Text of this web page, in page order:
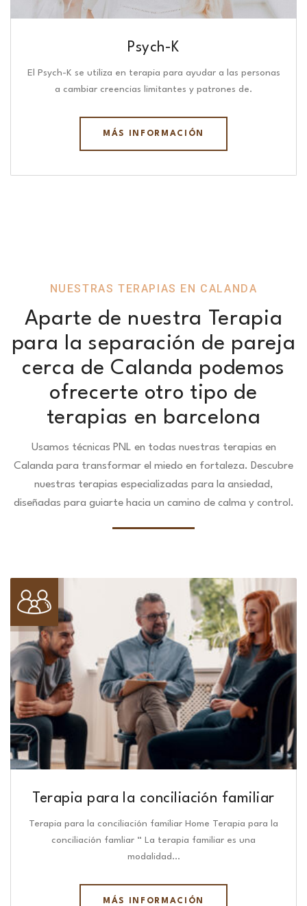
Psych-K
El Psych-K se utiliza en terapia para ayudar a las personas
a cambiar creencias limitantes y patrones de.
MÁS INFORMACIÓN
NUESTRAS TERAPIAS EN CALANDA
Aparte de nuestra Terapia
para la separación de pareja
cerca de Calanda podemos
ofrecerte otro tipo de
terapias en barcelona
Usamos técnicas PNL en todas nuestras terapias en
Calanda para transformar el miedo en fortaleza. Descubre
nuestras terapias especializadas para la ansiedad,
diseñadas para guiarte hacia un camino de calma y control.
Terapia para la conciliación familiar
Terapia para la conciliación familiar Home Terapia para la
conciliación famliar “ La terapia familiar es una
modalidad…
MÁS INFORMACIÓN